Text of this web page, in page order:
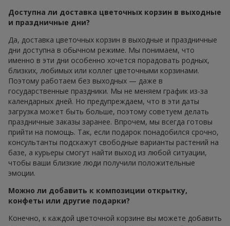
Доступна ли доставка цветочных корзин в выходные
и праздничные дни?
Да, доставка цветочных корзин в выходные и праздничные
дни доступна в обычном режиме. Мы понимаем, что
именно в эти дни особенно хочется порадовать родных,
близких, любимых или коллег цветочными корзинами.
Поэтому работаем без выходных — даже в
государственные праздники. Мы не меняем график из-за
календарных дней. Но предупреждаем, что в эти даты
загрузка может быть больше, поэтому советуем делать
праздничные заказы заранее. Впрочем, мы всегда готовы
прийти на помощь. Так, если подарок понадобился срочно,
консультанты подскажут свободные варианты растений на
базе, а курьеры смогут найти выход из любой ситуации,
чтобы ваши близкие люди получили положительные
эмоции.
Можно ли добавить к композиции открытку,
конфеты или другие подарки?
Конечно, к каждой цветочной корзине вы можете добавить